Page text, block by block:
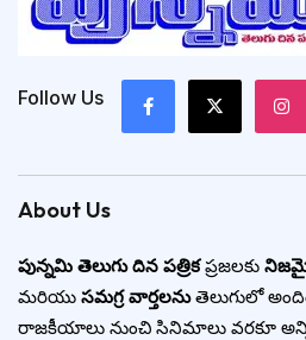
Follow Us
About Us
పున్నమి తెలుగు దిన పత్రికప్రజలకు
మరియు సమగ్ర వార్తలనుతెలుగులో
రాజకీయాలు నుంచి సినిమాలు వరకూ